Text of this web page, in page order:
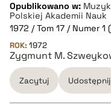
CZYSTY TEKST
pobierz cytat
BIBTEX
Opublikowano w:
Polskiej Akademii Nauk
1972 / Tom 17 / Numer
ROK: 1972
Zygmunt M.
Zacytuj Udostępnij